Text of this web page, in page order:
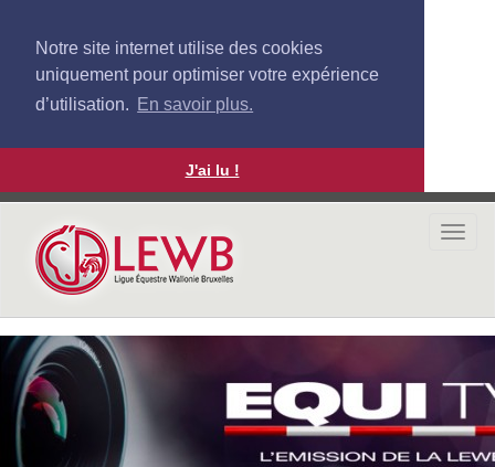
Notre site internet utilise des cookies
uniquement pour optimiser votre expérience
d’utilisation. En savoir plus.
J'ai lu !
Aller
contenu
principal